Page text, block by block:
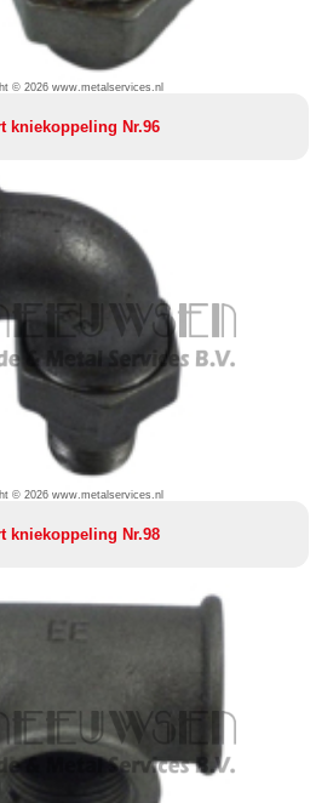
© 2026 www.metalservices.nl
kniekoppeling Nr.96
© 2026 www.metalservices.nl
kniekoppeling Nr.98